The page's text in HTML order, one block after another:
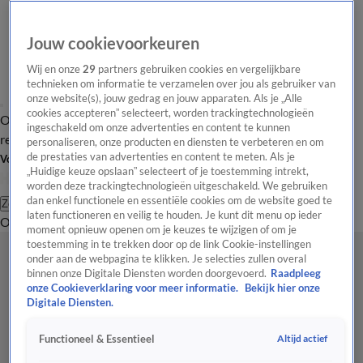
Overzicht Laatste nieuws Regionieuws Het beste van Hart
Tip de
redactie
Volg Hart van Nederland
Zoeken
OverzichtRegioUitzendingenWeerTip de redactiePanelVideo's
Jouw cookievoorkeuren
Wij en onze29 partners gebruiken cookies en vergelijkbare
technieken om informatie te verzamelen over jou als gebruiker van
onze website(s), jouw gedrag en jouw apparaten. Als je „Alle
cookies accepteren” selecteert, worden trackingtechnologieën
ingeschakeld om onze advertenties en content te kunnen
personaliseren, onze producten en diensten te verbeteren en om
de prestaties van advertenties en content te meten. Als je
„Huidige keuze opslaan” selecteert of je toestemming intrekt,
worden deze trackingtechnologieën uitgeschakeld. We gebruiken
dan enkel functionele en essentiële cookies om de website goed te
laten functioneren en veilig te houden. Je kunt dit menu op ieder
moment opnieuw openen om je keuzes te wijzigen of om je
toestemming in te trekken door op de link Cookie-instellingen
onder aan de webpagina te klikken. Je selecties zullen overal
binnen onze Digitale Diensten worden doorgevoerd. Raadpleeg
onze Cookieverklaring voor meer informatie.
Bekijk hier onze
Digitale Diensten.
Functioneel & Essentieel Altijd actief